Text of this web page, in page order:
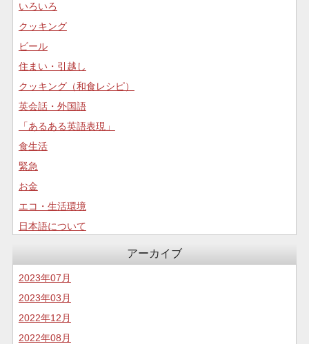
いろいろ
クッキング
ビール
住まい・引越し
クッキング（和食レシピ）
英会話・外国語
「あるある英語表現」
食生活
緊急
お金
エコ・生活環境
日本語について
食生活
アーカイブ
2023年07月
2023年03月
2022年12月
2022年08月